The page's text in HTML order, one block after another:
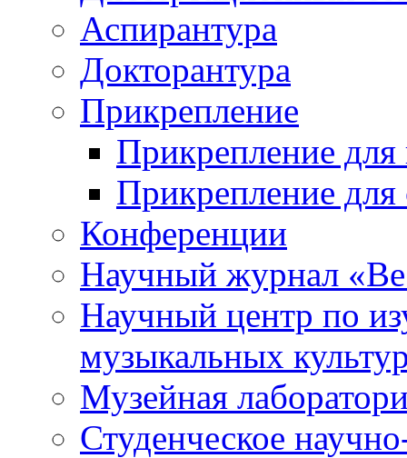
Аспирантура
Докторантура
Прикрепление
Прикрепление для
Прикрепление для
Конференции
Научный журнал
Научный центр по
музыкальных
Музейная
Студенческое